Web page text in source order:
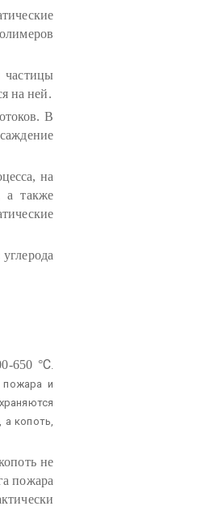
на ней.
В
на
а также
650 °C.
пожара и
копоть,
не
пожара